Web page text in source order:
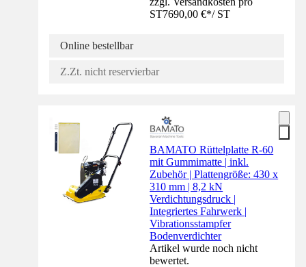
ST7690,00 €*/ ST
Online bestellbar
Z.Zt. nicht reservierbar
BAMATO Rüttelplatte R-60
mit Gummimatte | inkl.
Zubehör | Plattengröße: 430 x
310 mm | 8,2 kN
Verdichtungsdruck |
Integriertes Fahrwerk |
Vibrationsstampfer
Bodenverdichter
Artikel wurde noch nicht
bewertet.